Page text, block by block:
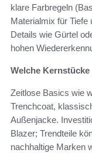
klare Farbregeln
Materialmix für Tiefe
Details wie Gürtel
hohen
Welche
Zeitlose Basics wie
Trenchcoat,
Außenjacke.
Blazer; Trendteile
nachhaltige Marken